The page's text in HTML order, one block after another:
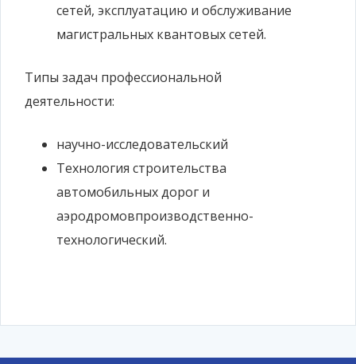
сетей, эксплуатацию и обслуживание
магистральных квантовых сетей.
Типы задач профессиональной
деятельности:
научно-исследовательский
Технология строительства
автомобильных дорог и
аэродромовпроизводственно-
технологический.